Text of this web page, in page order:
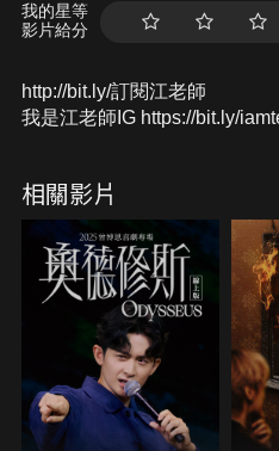
我的星等
影片給分
http://bit.ly/訂閱江老師
我是江老師IG https://bit.ly/
合作訊息聯絡，或是寫信給我：
iamteacherchiang@gmail.com
相關影片